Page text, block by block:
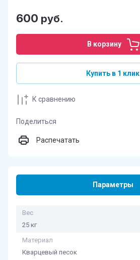
600 руб.
В корзину
Купить в 1 клик
К сравнению
Поделиться
Распечатать
Параметры
Вес
25 кг
Материал
Кварцевый песок